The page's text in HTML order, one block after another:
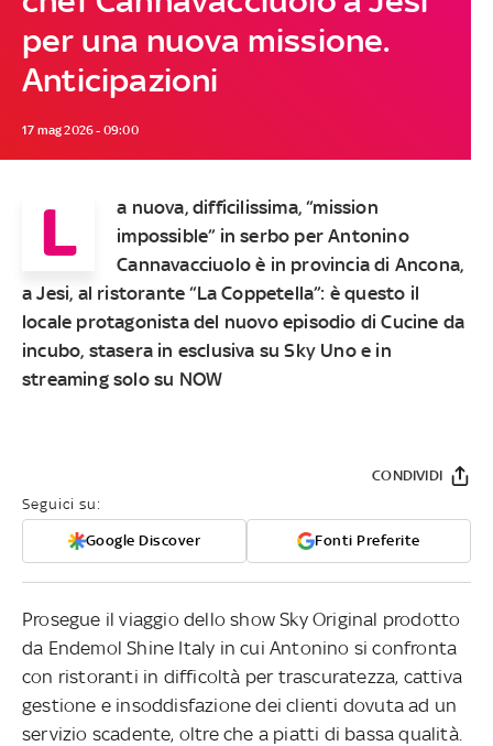
per una nuova missione.
Anticipazioni
17 mag 2026 - 09:00
L
a nuova, difficilissima, “mission
impossible” in serbo per Antonino
Cannavacciuolo è in provincia di Ancona,
a Jesi, al ristorante “La Coppetella”: è questo il
locale protagonista del nuovo episodio di Cucine da
incubo, stasera in esclusiva su Sky Uno e in
streaming solo su NOW
Seguici su:
Google Discover Fonti Preferite
CONDIVIDI
Prosegue il viaggio dello show Sky Original prodotto
da Endemol Shine Italy in cui Antonino si confronta
con ristoranti in difficoltà per trascuratezza, cattiva
gestione e insoddisfazione dei clienti dovuta ad un
servizio scadente, oltre che a piatti di bassa qualità.